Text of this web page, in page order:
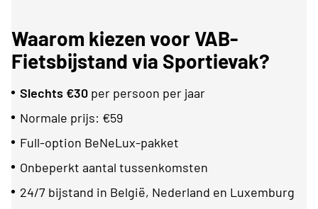
Waarom kiezen voor VAB-
Fietsbijstand via Sportievak?
Slechts €30 per persoon per jaar
Normale prijs: €59
Full-option BeNeLux-pakket
Onbeperkt aantal tussenkomsten
24/7 bijstand in België, Nederland en Luxemburg